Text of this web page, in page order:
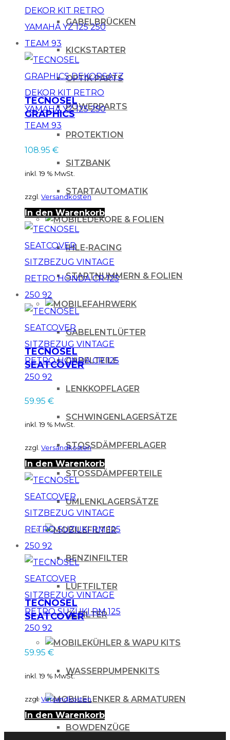
GABELBRÜCKEN
KICKSTARTER
OPTIK PARTS
POWERPARTS
PROTEKTION
SITZBANK
STARTAUTOMATIK
DEKORE & FOLIEN
IHLE-RACING
STARTNUMMERN & FOLIEN
FAHRWERK
GABELENTLÜFTER
GABELTEILE
LENKKOPFLAGER
SCHWINGENLAGERSÄTZE
STOSSDÄMPFERLAGER
STOSSDÄMPFERTEILE
UMLENKLAGERSÄTZE
FILTER
BENZINFILTER
LUFTFILTER
ÖLFILTER
KÜHLER & WAPU KITS
WASSERPUMPENKITS
LENKER & ARMATUREN
BOWDENZÜGE
TECNOSEL
GRAPHICS
DEKORSATZ DEKOR
KIT RETRO YAMAHA
YZ 125 250 TEAM 93
108.95 €
inkl. 19 % MwSt.
zzgl. Versandkosten
In den Warenkorb
TECNOSEL
SEATCOVER
SITZBEZUG
VINTAGE RETRO
HONDA CR 125 250
59.95 €
inkl. 19 % MwSt.
zzgl. Versandkosten
In den Warenkorb
TECNOSEL
SEATCOVER
SITZBEZUG
VINTAGE RETRO
SUZUKI RM 125 250
59.95 €
inkl. 19 % MwSt.
zzgl.Versandkosten
In den Warenkorb